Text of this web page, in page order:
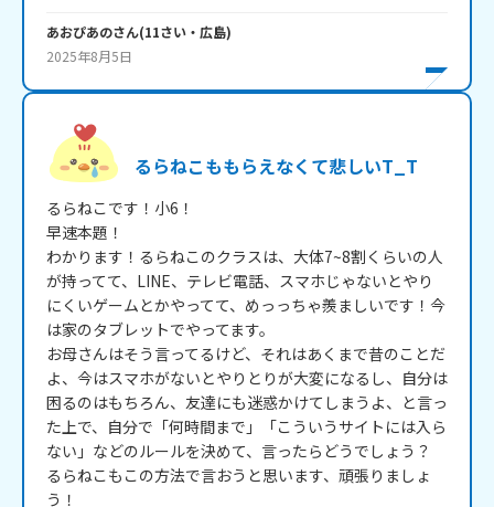
あおぴあのさん(11さい・ 広島)
2025年8月5日
るらねこももらえなくて悲しいT_T
るらねこです！小6！
早速本題！
わかります！るらねこのクラスは、大体7~8割くらいの人
が持ってて、LINE、テレビ電話、スマホじゃないとやり
にくいゲームとかやってて、めっっちゃ羨ましいです！今
は家のタブレットでやってます。
お母さんはそう言ってるけど、それはあくまで昔のことだ
よ、今はスマホがないとやりとりが大変になるし、自分は
困るのはもちろん、友達にも迷惑かけてしまうよ、と言っ
た上で、自分で「何時間まで」「こういうサイトには入ら
ない」などのルールを決めて、言ったらどうでしょう？
るらねこもこの方法で言おうと思います、頑張りましょ